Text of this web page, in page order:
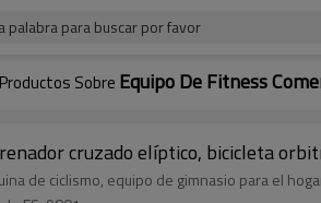
palabra para buscar por favor
Productos Sobre Equipo De Fitness
cruzado elíptico, bicicleta
de ciclismo, equipo de gimnasio para el